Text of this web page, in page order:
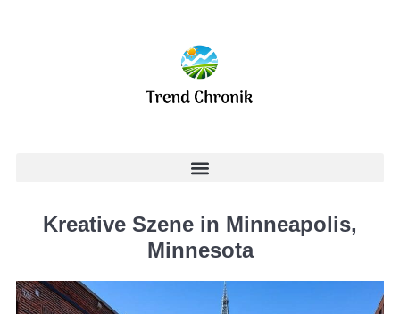
Kreative Szene in Minneapolis,
Minnesota